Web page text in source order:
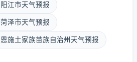
阳江市天气预报
菏泽市天气预报
恩施土家族苗族自治州天气预报